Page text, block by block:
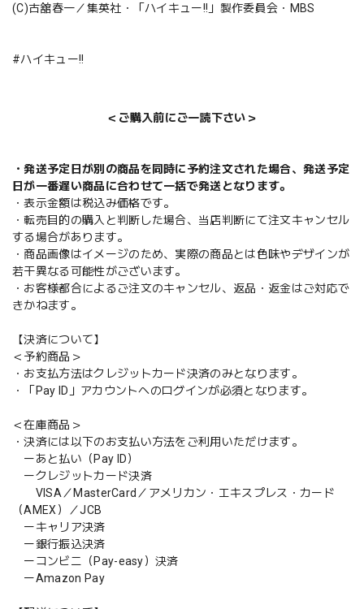
(C)古舘春一／集英社・「ハイキュー!!」製作委員会・MBS
#ハイキュー!!
＜ご購入前にご一読下さい＞
・発送予定日が別の商品を同時に予約注文された場合、発送予定
日が一番遅い商品に合わせて一括で発送となります。
・表示金額は税込み価格です。
・転売目的の購入と判断した場合、当店判断にて注文キャンセル
する場合があります。
・商品画像はイメージのため、実際の商品とは色味やデザインが
若干異なる可能性がございます。
・お客様都合によるご注文のキャンセル、返品・返金はご対応で
きかねます。
【決済について】
＜予約商品＞
・お支払方法はクレジットカード決済のみとなります。
・「Pay ID」アカウントへのログインが必須となります。
＜在庫商品＞
・決済には以下のお支払い方法をご利用いただけます。
ーあと払い（Pay ID）
ークレジットカード決済
VISA／MasterCard／アメリカン・エキスプレス・カード
（AMEX）／JCB
ーキャリア決済
ー銀行振込決済
ーコンビニ（Pay-easy）決済
ーAmazon Pay